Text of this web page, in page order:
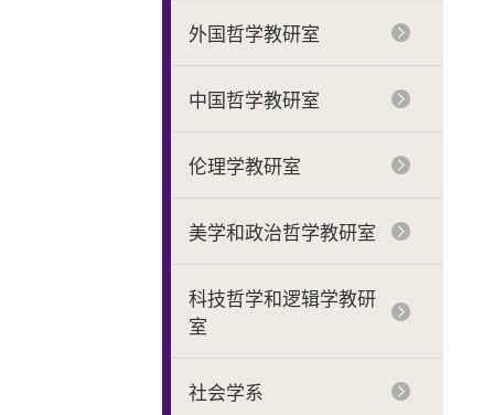
外国哲学教研室
中国哲学教研室
伦理学教研室
美学和政治哲学教研室
科技哲学和逻辑学教研
室
社会学系